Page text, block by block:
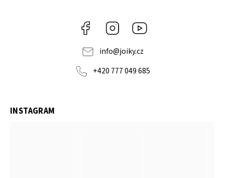
Facebook Instagram
info@joiky.cz
+420 777 049 685
INSTAGRAM